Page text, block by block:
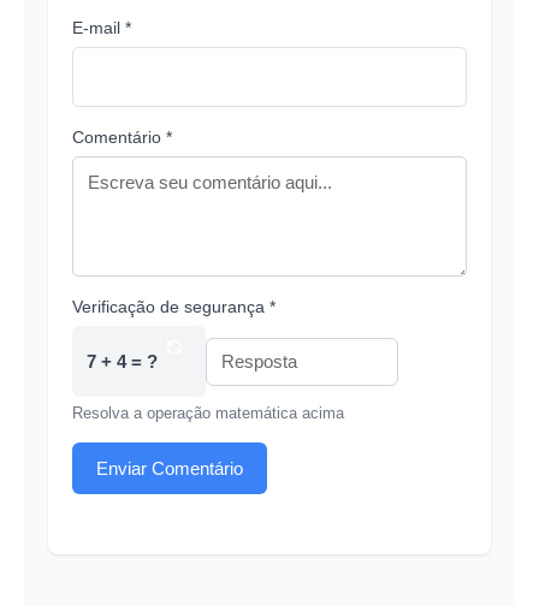
E-mail *
Comentário *
Verificação de segurança *
7 + 4 = ?
Resolva a operação matemática acima
Enviar Comentário